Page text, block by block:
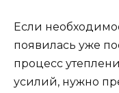
Если
появилась уже
процесс
усилий, нужно